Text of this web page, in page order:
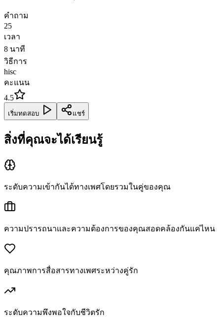
คำถาม
25
เวลา
8 นาที
วิธีการ
hisc
คะแนน
4.5
เริ่มทดสอบ แชร์
สิ่งที่คุณจะได้เรียนรู้
ระดับความเข้ากันได้ทางเพศโดยรวมในคู่ของคุณ
ความปรารถนาและความต้องการของคุณสอดคล้องกันแค่ไหน
คุณภาพการสื่อสารทางเพศระหว่างคู่รัก
ระดับความพึงพอใจกับชีวิตรัก